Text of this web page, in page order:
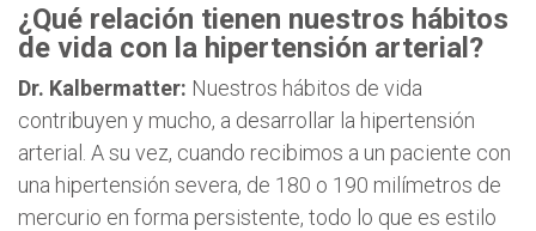
¿Qué relación tienen nuestros hábitos
de vida con la hipertensión arterial?
Dr. Kalbermatter: Nuestros hábitos de vida
contribuyen y mucho, a desarrollar la hipertensión
arterial. A su vez, cuando recibimos a un paciente con
una hipertensión severa, de 180 o 190 milímetros de
mercurio en forma persistente, todo lo que es estilo